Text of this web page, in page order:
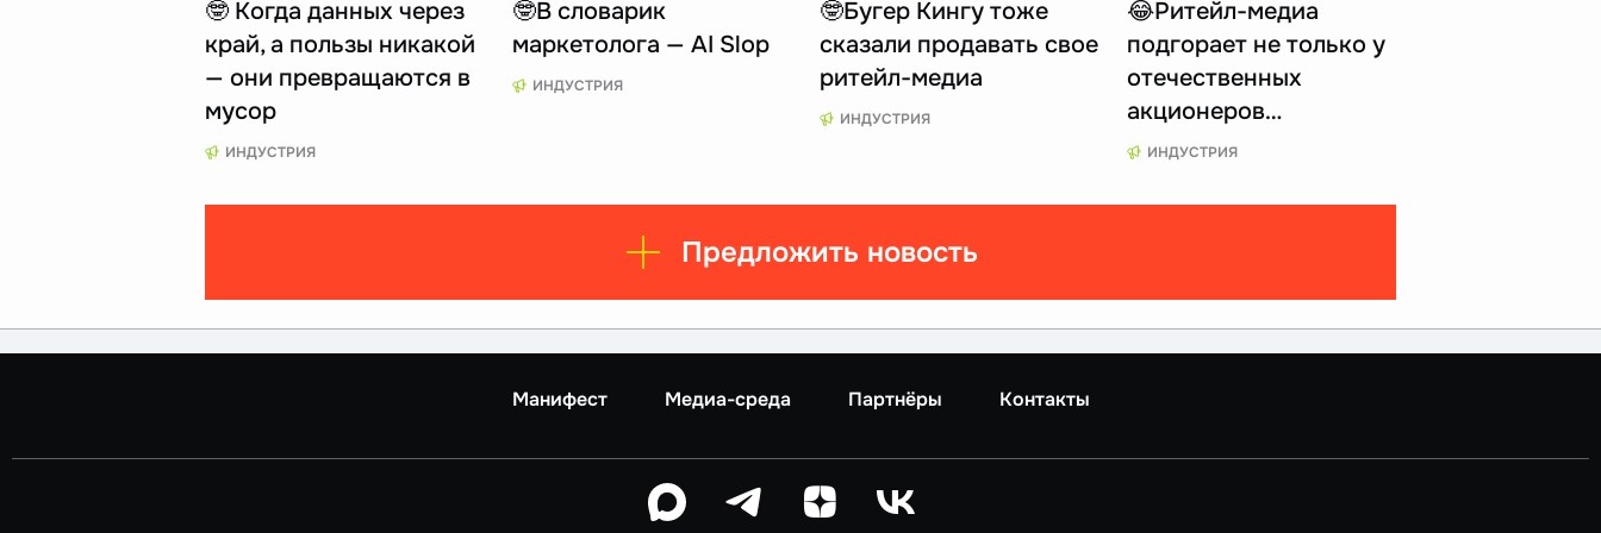
🤓 Когда данных через
край, а пользы никакой
— они превращаются в
мусор
ИНДУСТРИЯ
🤓В словарик
маркетолога — AI Slop
ИНДУСТРИЯ
🤓Бугер Кингу тоже
сказали продавать свое
ритейл-медиа
ИНДУСТРИЯ
😂Ритейл-медиа
подгорает не только у
отечественных
акционеров…
ИНДУСТРИЯ
Предложить новость
Манифест Медиа-среда Партнёры Контакты